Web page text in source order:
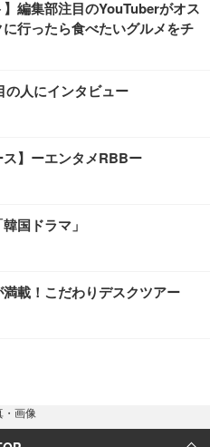
】編集部注目のYouTuberがオス
行ったら食べたいグルメをチ
の人にインタビュー
ス】ーエンタメRBBー
国ドラマ」
載！こだわりデスクツアー
・画像